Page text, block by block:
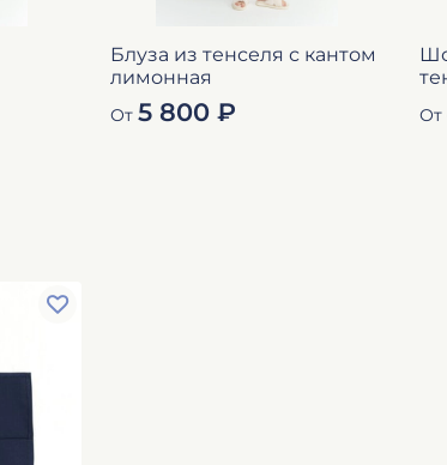
Блуза из тенселя с кантом
лимонная
От 5 800 ₽ От